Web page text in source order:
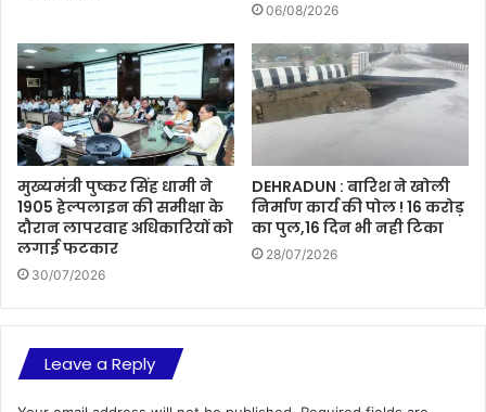
06/08/2026
मुख्यमंत्री पुष्कर सिंह धामी ने
1905 हेल्पलाइन की समीक्षा के
दौरान लापरवाह अधिकारियों को
लगाई फटकार
30/07/2026
DEHRADUN : बारिश ने खोली
निर्माण कार्य की पोल ! 16 करोड़
का पुल,16 दिन भी नही टिका
28/07/2026
Leave a Reply